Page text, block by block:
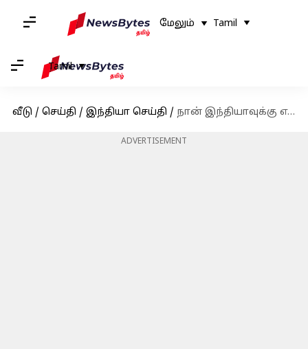
மேலும் Tamil
Tamil
வீடு / செய்தி / இந்தியா செய்தி / நான் இந்தியாவுக்கு எதிராக பேசவில்லை: ராகுல் காந்தி
ADVERTISEMENT